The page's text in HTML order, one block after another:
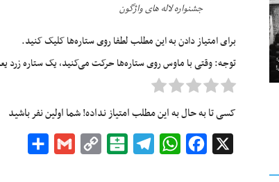
جشنواره لاله های واژگون
برای امتیاز دادن به این مطلب لطفا روی ستاره‌ها کلیک کنید.
توجه: وقتی با ماوس روی ستاره‌ها حرکت می‌کنید، یک ستاره زرد
کسی تا به حال به این مطلب امتیاز نداده! شما اولین نفر باشید
Facebook
WhatsApp
Telegram
Balatarin
Copy
Gmail